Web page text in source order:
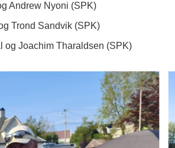
Andrew Nyoni (SPK)
Trond Sandvik (SPK)
og Joachim Tharaldsen (SPK)